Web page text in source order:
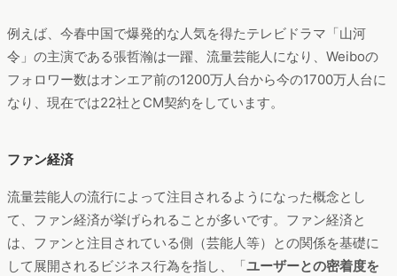
例えば、今春中国で爆発的な人気を得たテレビドラマ「山河
令」の主演である張哲瀚は一躍、流量芸能人になり、Weiboの
フォロワー数はオンエア前の1200万人台から今の1700万人台に
なり、現在では22社とCM契約をしています。
ファン経済
流量芸能人の流行によって注目されるようになった概念とし
て、ファン経済が挙げられることが多いです。ファン経済と
は、ファンと注目されている側（芸能人等）との関係を基礎に
して展開されるビジネス行為を指し、「ユーザーとの密着度を